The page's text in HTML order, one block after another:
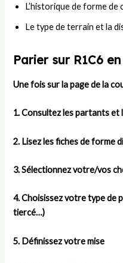
L’historique de forme de
Le type de terrain et la
Parier sur R1C6
Une fois sur la page de la
1. Consultez les partants et
2. Lisez les fiches de forme
3. Sélectionnez votre/vos
4. Choisissez votre type de
tiercé…)
5. Définissez votre mise